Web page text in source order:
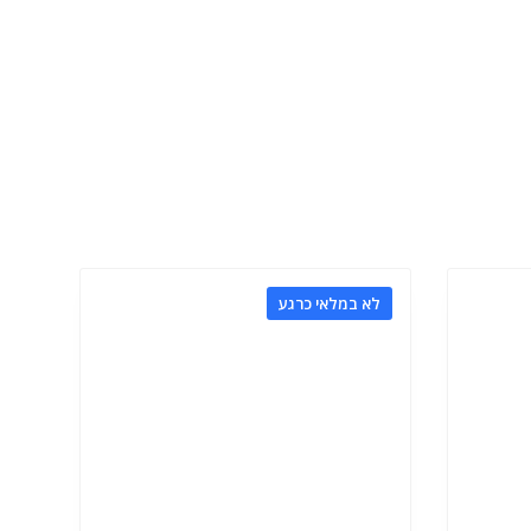
לא במלאי כרגע